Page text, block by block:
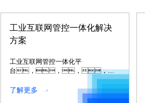
工业互联网管控一体化解决
方案
工业互联网管控一体化平
台，，，，包
制、、、、产
了解更多